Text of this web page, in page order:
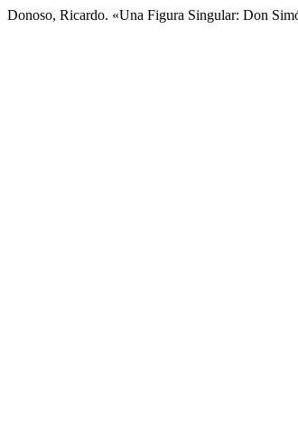
Donoso, Ricardo. «Una Figura Singular: Don